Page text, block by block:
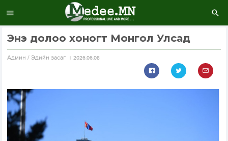
Энэ долоо хоногт Монгол Улсад
Aдмин / Эдийн засаг 2026.06.08